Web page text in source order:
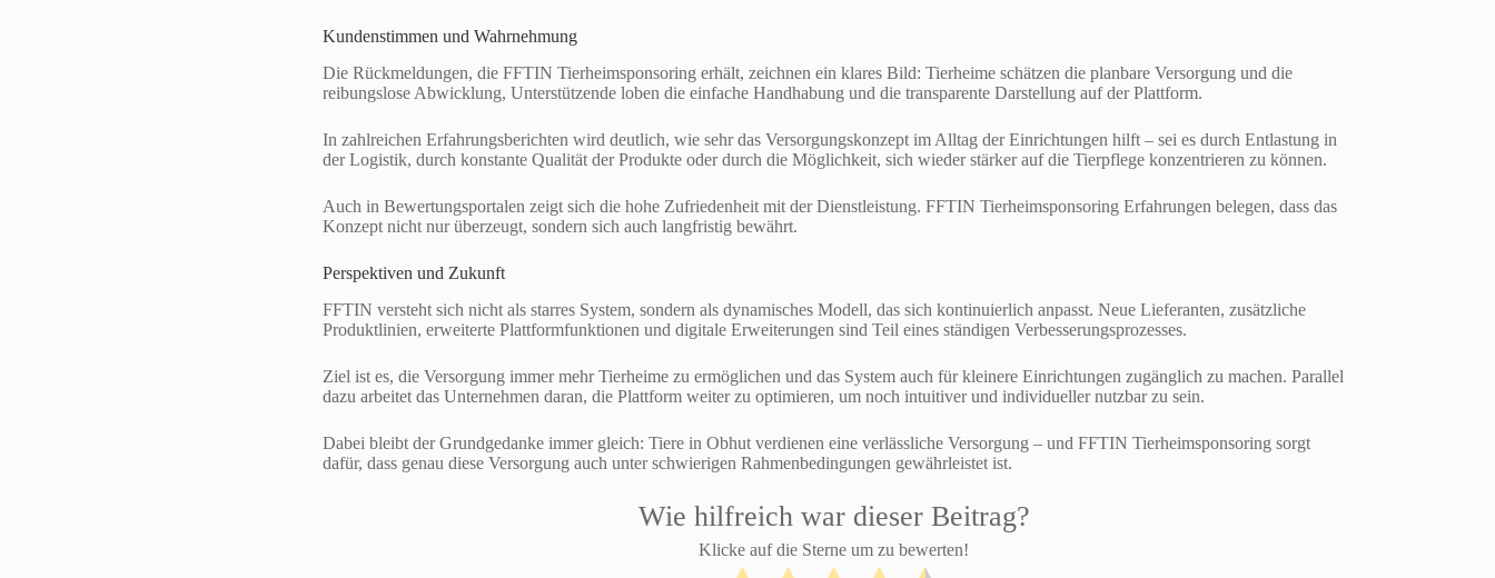
Kundenstimmen und Wahrnehmung
Die Rückmeldungen, die FFTIN Tierheimsponsoring erhält, zeichnen ein klares Bild: Tierheime schätzen die planbare Versorgung und die
reibungslose Abwicklung, Unterstützende loben die einfache Handhabung und die transparente Darstellung auf der Plattform.
In zahlreichen Erfahrungsberichten wird deutlich, wie sehr das Versorgungskonzept im Alltag der Einrichtungen hilft – sei es durch Entlastung in
der Logistik, durch konstante Qualität der Produkte oder durch die Möglichkeit, sich wieder stärker auf die Tierpflege konzentrieren zu können.
Auch in Bewertungsportalen zeigt sich die hohe Zufriedenheit mit der Dienstleistung. FFTIN Tierheimsponsoring Erfahrungen belegen, dass das
Konzept nicht nur überzeugt, sondern sich auch langfristig bewährt.
Perspektiven und Zukunft
FFTIN versteht sich nicht als starres System, sondern als dynamisches Modell, das sich kontinuierlich anpasst. Neue Lieferanten, zusätzliche
Produktlinien, erweiterte Plattformfunktionen und digitale Erweiterungen sind Teil eines ständigen Verbesserungsprozesses.
Ziel ist es, die Versorgung immer mehr Tierheime zu ermöglichen und das System auch für kleinere Einrichtungen zugänglich zu machen. Parallel
dazu arbeitet das Unternehmen daran, die Plattform weiter zu optimieren, um noch intuitiver und individueller nutzbar zu sein.
Dabei bleibt der Grundgedanke immer gleich: Tiere in Obhut verdienen eine verlässliche Versorgung – und FFTIN Tierheimsponsoring sorgt
dafür, dass genau diese Versorgung auch unter schwierigen Rahmenbedingungen gewährleistet ist.
Wie hilfreich war dieser Beitrag?
Klicke auf die Sterne um zu bewerten!